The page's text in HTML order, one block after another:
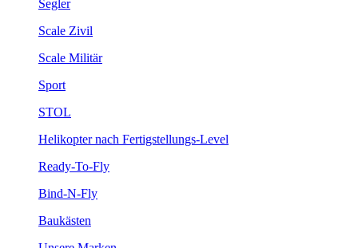
Segler
Scale Zivil
Scale Militär
Sport
STOL
Helikopter nach Fertigstellungs-Level
Ready-To-Fly
Bind-N-Fly
Baukästen